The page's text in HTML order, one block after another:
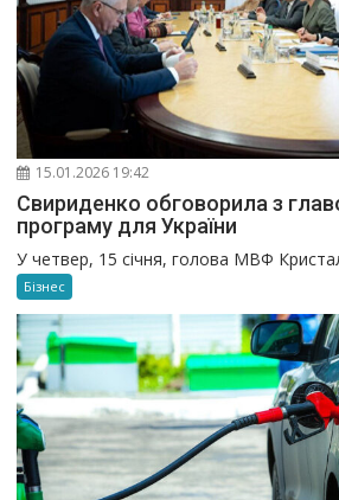
15.01.2026 19:42
Свириденко обговорила з
програму для України
У четвер, 15 січня, голова МВФ
Бізнес